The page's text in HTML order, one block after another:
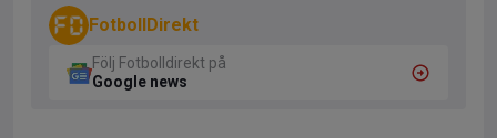
FotbollDirekt
Följ Fotbolldirekt på
Google news